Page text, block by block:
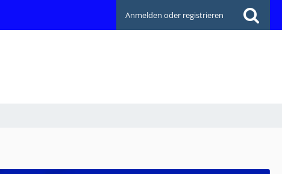
Anmelden oder registrieren